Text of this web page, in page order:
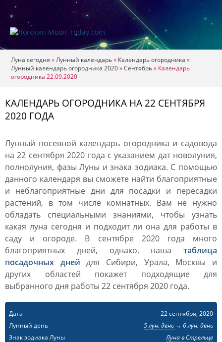
Луна сегодня »Лунный календарь» Календарь огородника »
Лунный календарь огородника 2020»Сентябрь» Календарь
огородника 22.09.2020
КАЛЕНДАРЬ ОГОРОДНИКА НА 22 СЕНТЯБРЯ
2020 ГОДА
Лунный посевной календарь огородника и садовода
на 22 сентября 2020 года с указанием дат новолуния,
полнолуния, фазы Луны и знака зодиака. С помощью
данного календаря вы сможете найти благоприятные
и неблагоприятные дни для посадки и пересадки
растений, в том числе комнатных. Вам не нужно
обладать специальными знаниями, чтобы узнать
какая луна сегодня и подходит ли она для работы в
саду и огороде. В сентябре 2020 года много
благоприятных дней, однако, наша таблица
посадочных дней для Сибири, Урала, Москвы и
других областей покажет подходящие для
выбранного дня работы 22 сентября 2020 года.
Дата
22 сентября, 2020
Лунный день
5 лун. день → 6 лун. день
Знак зодиака Луны
Луна в Стрельце